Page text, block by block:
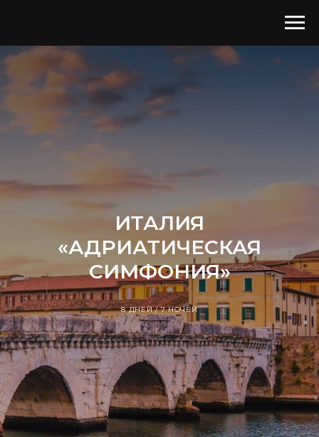
ИТАЛИЯ
«АДРИАТИЧЕСКАЯ
СИМФОНИЯ»
8 ДНЕЙ / 7 НОЧЕЙ